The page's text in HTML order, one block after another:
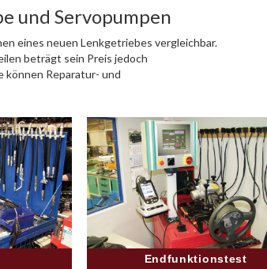
und Servopumpen
eines neuen Lenkgetriebes vergleichbar.
beträgt sein Preis jedoch
können Reparatur- und
Endfunktionstest